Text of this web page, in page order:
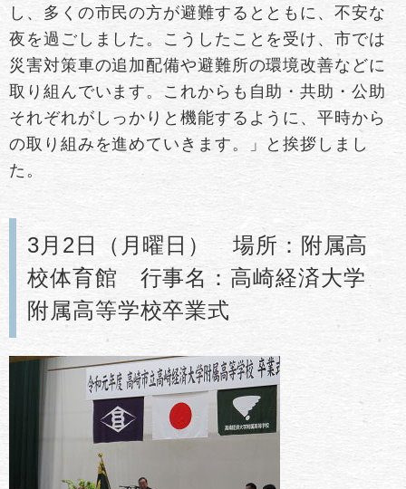
し、多くの市民の方が避難するとともに、不安な
夜を過ごしました。こうしたことを受け、市では
災害対策車の追加配備や避難所の環境改善などに
取り組んでいます。これからも自助・共助・公助
それぞれがしっかりと機能するように、平時から
の取り組みを進めていきます。」と挨拶しまし
た。
3月2日（月曜日） 場所：附属高
校体育館 行事名：高崎経済大学
附属高等学校卒業式